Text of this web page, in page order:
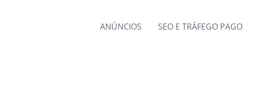
ANÚNCIOS SEO E TRÁFEGO PAGO